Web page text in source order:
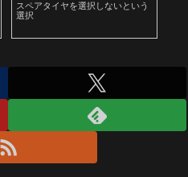
スペアタイヤを選択しないという
選択